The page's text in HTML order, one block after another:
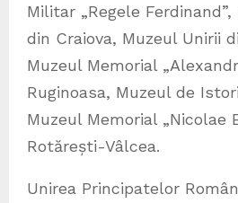
Militar „Regele
din Craiova, Muzeul Unirii
Muzeul Memorial
Ruginoasa, Muzeul de
Muzeul Memorial „Nicolae
Rotărești-Vâlcea.
Unirea Principatelor